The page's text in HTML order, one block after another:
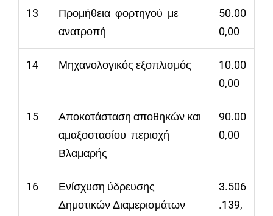
13
Προμήθεια φορτηγού με
ανατροπή
50.00
0,00
14 Μηχανολογικός εξοπλισμός
10.00
0,00
15
Αποκατάσταση αποθηκών και
αμαξοστασίου περιοχή
Βλαμαρής
90.00
0,00
16
Ενίσχυση ύδρευσης
Δημοτικών Διαμερισμάτων
3.506
.139,